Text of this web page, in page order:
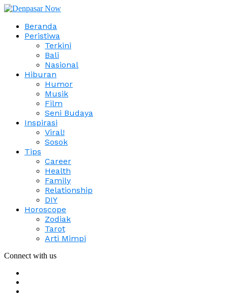
Beranda
Peristiwa
Terkini
Bali
Nasional
Hiburan
Humor
Musik
Film
Seni Budaya
Inspirasi
Viral!
Sosok
Tips
Career
Health
Family
Relationship
DIY
Horoscope
Zodiak
Tarot
Arti Mimpi
Connect with us